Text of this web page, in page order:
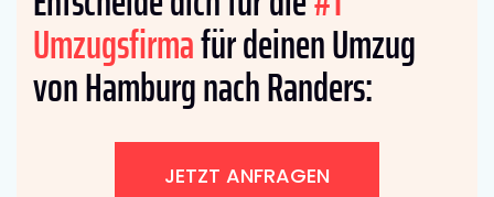
Umzugsfirmafür deinen Umzug
von Hamburg nach Randers:
JETZT ANFRAGEN